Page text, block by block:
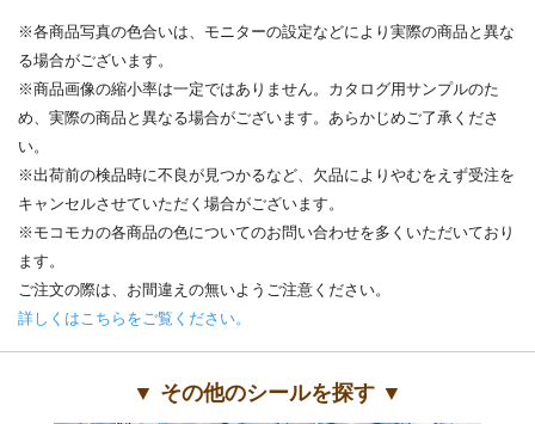
※各商品写真の色合いは、モニターの設定などにより実際の商品と異な
る場合がございます。
※商品画像の縮小率は一定ではありません。カタログ用サンプルのた
め、実際の商品と異なる場合がございます。あらかじめご了承くださ
い。
※出荷前の検品時に不良が見つかるなど、欠品によりやむをえず受注を
キャンセルさせていただく場合がございます。
※モコモカの各商品の色についてのお問い合わせを多くいただいており
ます。
ご注文の際は、お間違えの無いようご注意ください。
詳しくはこちらをご覧ください。
▼ その他のシールを探す ▼